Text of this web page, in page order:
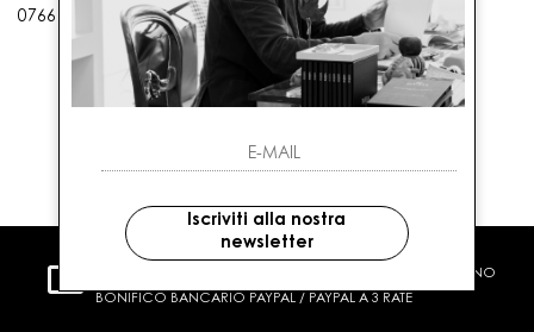
0766 25656
CARTA DI CREDITO CONTRASSEGNO
BONIFICO BANCARIO PAYPAL / PAYPAL A 3 RATE
Iscriviti alla nostra
newsletter